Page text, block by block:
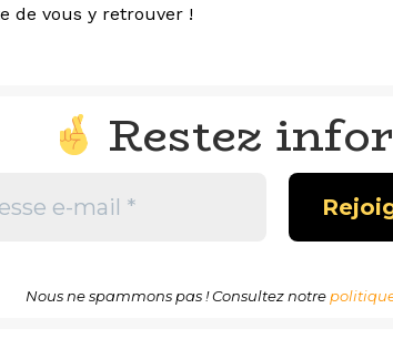
de vous y retrouver !
Restez
Nous ne spammons pas ! Consultez notre